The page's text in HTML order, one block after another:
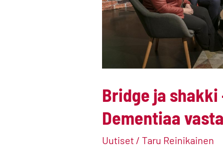
Bridge ja shakki
Dementiaa
Uutiset /Taru Reinikainen
vastaan
peleillä.